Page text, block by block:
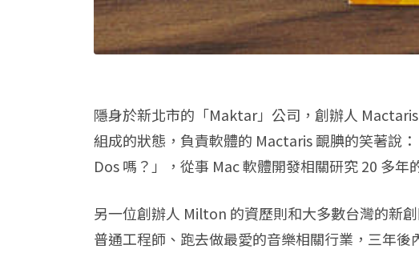
隱身於新北市的「Maktar」公司，創辦人
組成的狀態，負責軟體的 Mactaris 靦腆的笑著說
Dos 嗎？」，從事 Mac 軟體開發相關研究 20 多
另一位創辦人 Milton 的資歷則和大多數台灣的新
普通工程師、跑去做最愛的音樂相關行業，三年